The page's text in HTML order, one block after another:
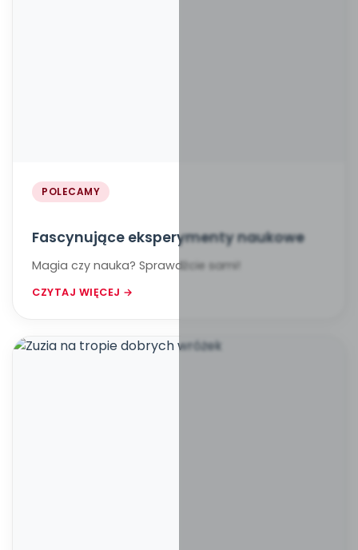
POLECAMY
Fascynujące eksperymenty naukowe
Magia czy nauka? Sprawdźcie sami!
CZYTAJ WIĘCEJ →